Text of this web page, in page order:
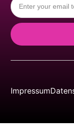
Impressum